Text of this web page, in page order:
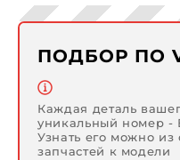
ПОДБОР ПО
Каждая деталь
уникальный номер -
Узнать его можно из
запчастей к модели